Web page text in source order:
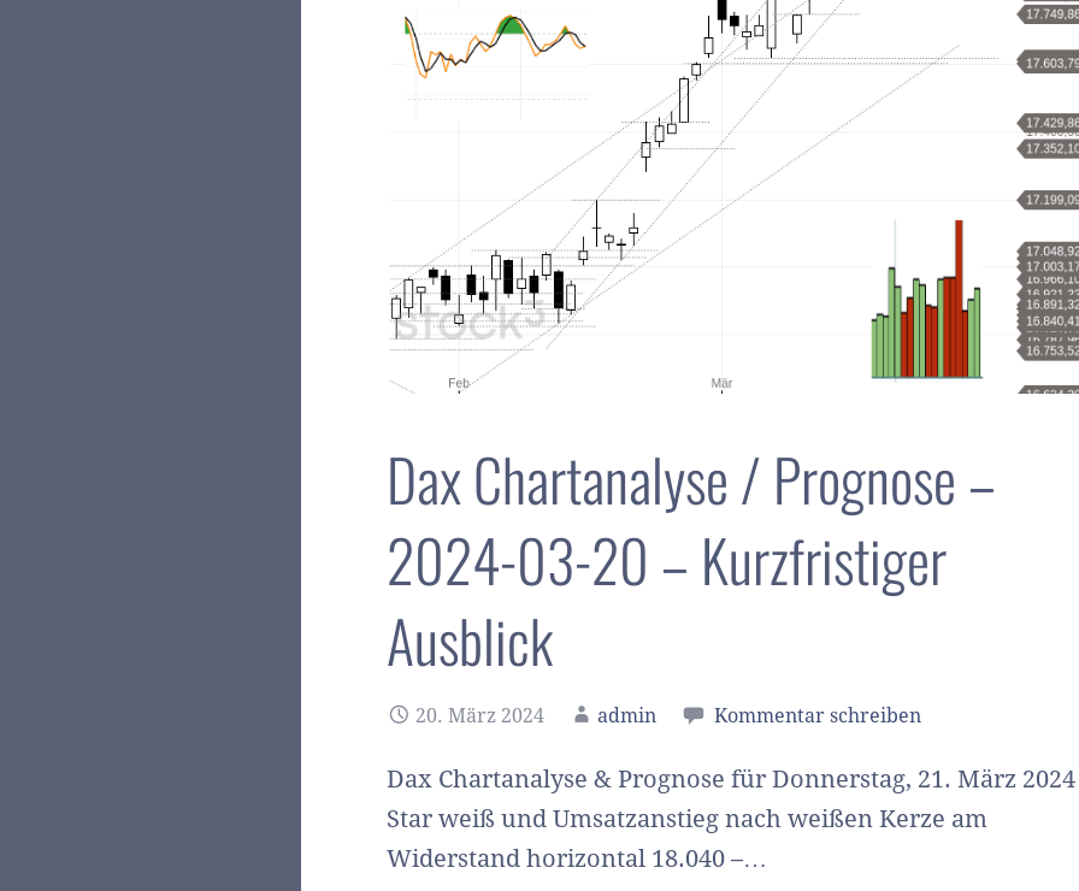
Dax Chartanalyse / Prognose –
2024-03-20 – Kurzfristiger
Ausblick
20. März 2024 admin Kommentar schreiben
Dax Chartanalyse & Prognose für Donnerstag, 21. März 2024
Star weiß und Umsatzanstieg nach weißen Kerze am
Widerstand horizontal 18.040 –…